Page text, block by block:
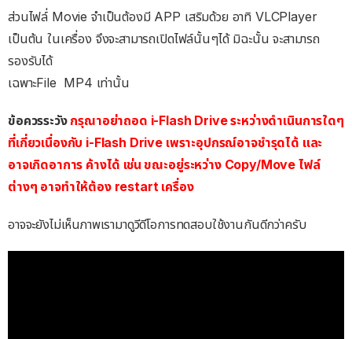
ส่วนไฟล์่ Movie จำเป็นต้องมี APP เสริมด้วย อาทิ VLCPlayer
เป็นต้น ในเครื่อง จึงจะสามารถเปิดไฟล์นั้นๆได้ มิฉะนั้น จะสามารถ
รองรับได้
เฉพาะFile MP4 เท่านั้น
ข้อควรระวัง กรุณาอย่าถอด i-Flash Drive ระหว่างดำเนินการใดๆ
ที่เกี่ยวเนื่องกับ i-Flash Drive เพราะอุปกรณ์อาจชำรุดได้ และ
อาจเกิดอาการ ค้างได้ เช่น ขณะอยู่ระหว่าง Copy/Move ไฟล์
ต่างๆ อาจทำให้ต้อง restart เครื่อง
อาจจะยังไม่เห็นภาพเรามาดูวีดีโอการทดสอบใช้งานกันดีกว่าครับ